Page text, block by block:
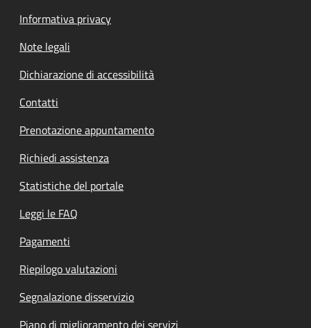
Informativa privacy
Note legali
Dichiarazione di accessibilità
Contatti
Prenotazione appuntamento
Richiedi assistenza
Statistiche del portale
Leggi le FAQ
Pagamenti
Riepilogo valutazioni
Segnalazione disservizio
Piano di miglioramento dei servizi